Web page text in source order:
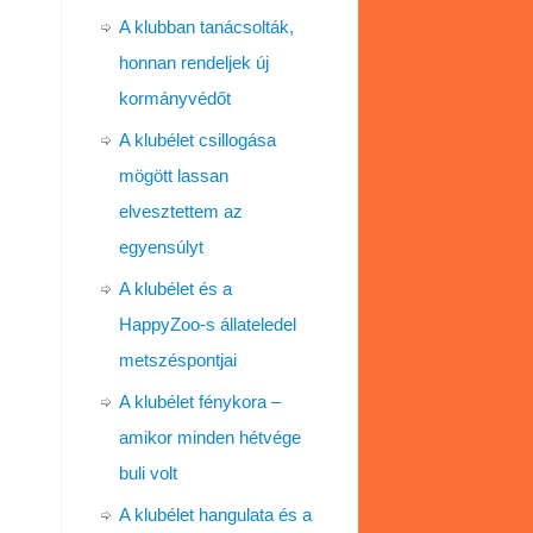
A klubban tanácsolták,
honnan rendeljek új
kormányvédőt
A klubélet csillogása
mögött lassan
elvesztettem az
egyensúlyt
A klubélet és a
HappyZoo-s állateledel
metszéspontjai
A klubélet fénykora –
amikor minden hétvége
buli volt
A klubélet hangulata és a